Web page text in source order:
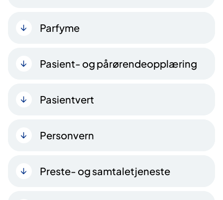
Parfyme
Pasient- og pårørendeopplæring
Pasientvert
Personvern
Preste- og samtaletjeneste